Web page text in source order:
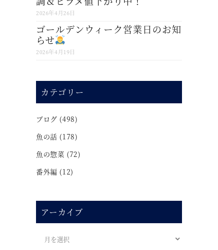
2026年4月26日
ゴールデンウィーク営業日のお知
らせ
2026年4月19日
カテゴリー
ブログ (498)
魚の話 (178)
魚の惣菜 (72)
番外編 (12)
アーカイブ